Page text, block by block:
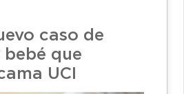
caso de
bebé que
UCI